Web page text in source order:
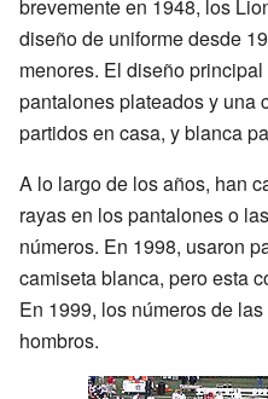
brevemente en 1948, los
diseño de uniforme desde
menores. El diseño
pantalones plateados y una
partidos en casa, y blanca
A lo largo de los años, han
rayas en los pantalones o
números. En 1998, usaron
camiseta blanca, pero esta
En 1999, los números de
hombros.